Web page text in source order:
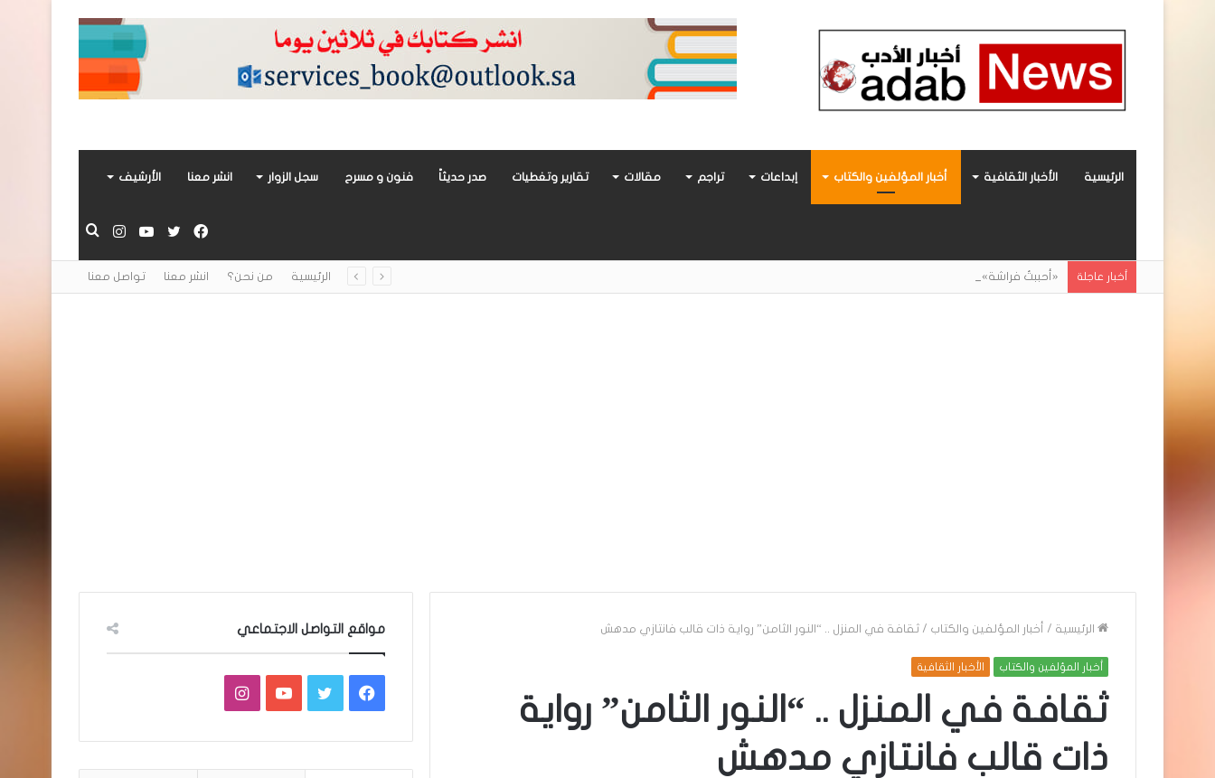
الرئيسية الأخبار الثقافية أخبار المؤلفين والكتاب إبداعات تراجم مقالات تقارير وتغطيات صدر حديثاً فنون و مسرح سجل الزوار انشر معنا الأرشيف
بحث
انستقراميوتيوبتويتر
فيسبوك
أخبار عاجلة «أحببتُ فراشة».. رواية حديثة صادرة عن مركز الأدب العربي تغوص في هشاشة الحب وصراعات الذات الرئيسية من نحن؟ انشر معنا تواصل معنا
الرئيسية / أخبار المؤلفين والكتاب / ثقافة في المنزل .. “النور الثامن” رواية ذات قالب فانتازي مدهش
أخبار المؤلفين والكتاب الأخبار الثقافية
ثقافة في المنزل .. “النور الثامن” رواية
ذات قالب فانتازي مدهش
مواقع التواصل الاجتماعي
فيسبوكتويتر يوتيوبانستقرام